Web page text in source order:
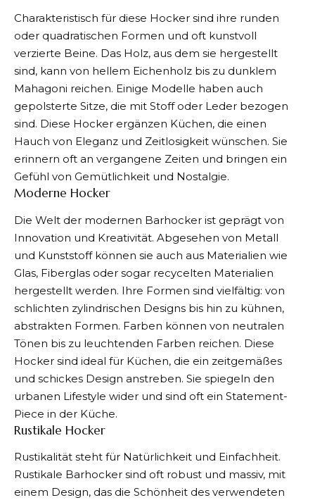
Charakteristisch für diese Hocker sind ihre runden
oder quadratischen Formen und oft kunstvoll
verzierte Beine. Das Holz, aus dem sie hergestellt
sind, kann von hellem Eichenholz bis zu dunklem
Mahagoni reichen. Einige Modelle haben auch
gepolsterte Sitze, die mit Stoff oder Leder bezogen
sind. Diese Hocker ergänzen Küchen, die einen
Hauch von Eleganz und Zeitlosigkeit wünschen. Sie
erinnern oft an vergangene Zeiten und bringen ein
Gefühl von Gemütlichkeit und Nostalgie.
Moderne Hocker
Die Welt der modernen Barhocker ist geprägt von
Innovation und Kreativität. Abgesehen von Metall
und Kunststoff können sie auch aus Materialien wie
Glas, Fiberglas oder sogar recycelten Materialien
hergestellt werden. Ihre Formen sind vielfältig: von
schlichten zylindrischen Designs bis hin zu kühnen,
abstrakten Formen. Farben können von neutralen
Tönen bis zu leuchtenden Farben reichen. Diese
Hocker sind ideal für Küchen, die ein zeitgemäßes
und schickes Design anstreben. Sie spiegeln den
urbanen Lifestyle wider und sind oft ein Statement-
Piece in der Küche.
Rustikale Hocker
Rustikalität steht für Natürlichkeit und Einfachheit.
Rustikale Barhocker sind oft robust und massiv, mit
einem Design, das die Schönheit des verwendeten